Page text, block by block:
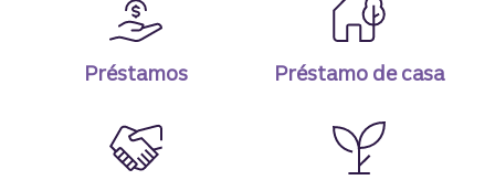
Préstamos Préstamo de casa